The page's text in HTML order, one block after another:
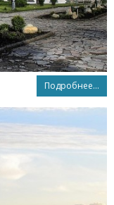
Подробнее...